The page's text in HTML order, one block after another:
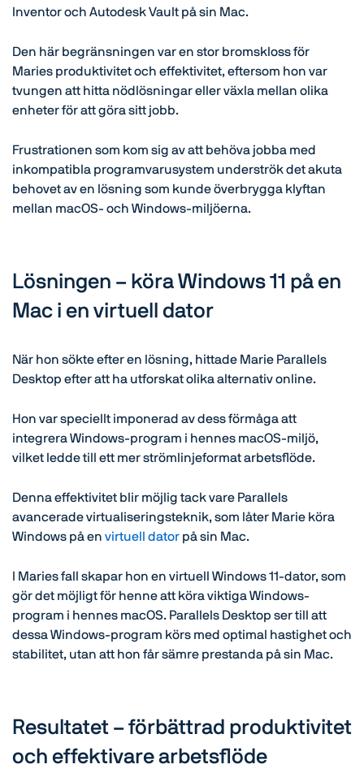
Inventor och Autodesk Vault på sin Mac.
Den här begränsningen var en stor bromskloss för
Maries produktivitet och effektivitet, eftersom hon var
tvungen att hitta nödlösningar eller växla mellan olika
enheter för att göra sitt jobb.
Frustrationen som kom sig av att behöva jobba med
inkompatibla programvarusystem underströk det akuta
behovet av en lösning som kunde överbrygga klyftan
mellan macOS- och Windows-miljöerna.
Lösningen – köra Windows 11 på en
Mac i en virtuell dator
När hon sökte efter en lösning, hittade Marie Parallels
Desktop efter att ha utforskat olika alternativ online.
Hon var speciellt imponerad av dess förmåga att
integrera Windows-program i hennes macOS-miljö,
vilket ledde till ett mer strömlinjeformat arbetsflöde.
Denna effektivitet blir möjlig tack vare Parallels
avancerade virtualiseringsteknik, som låter Marie köra
Windows på en virtuell dator på sin Mac.
I Maries fall skapar hon en virtuell Windows 11-dator, som
gör det möjligt för henne att köra viktiga Windows-
program i hennes macOS. Parallels Desktop ser till att
dessa Windows-program körs med optimal hastighet och
stabilitet, utan att hon får sämre prestanda på sin Mac.
Resultatet – förbättrad produktivitet
och effektivare arbetsflöde